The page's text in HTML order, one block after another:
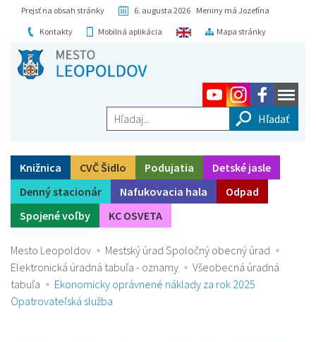
Prejsť na obsah stránky
6. augusta 2026 Meniny má Jozefína
Kontakty
Mobilná aplikácia Mapa stránky
Hľadaj...
Knižnica CVČ Šidlo Podujatia
Detské jasle
Denný stacionár
Nafukovacia hala
Odpad
Spojené voľby
KC OSVETA
Mesto Leopoldov
Mestský úrad Spoločný obecný úrad
Elektronická úradná tabuľa - oznamy
Všeobecná úradná
tabuľa
Ekonomicky oprávnené náklady za rok 2025
Opatrovateľská služba